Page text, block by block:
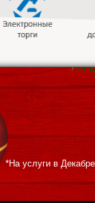
*На услуги в Декабре